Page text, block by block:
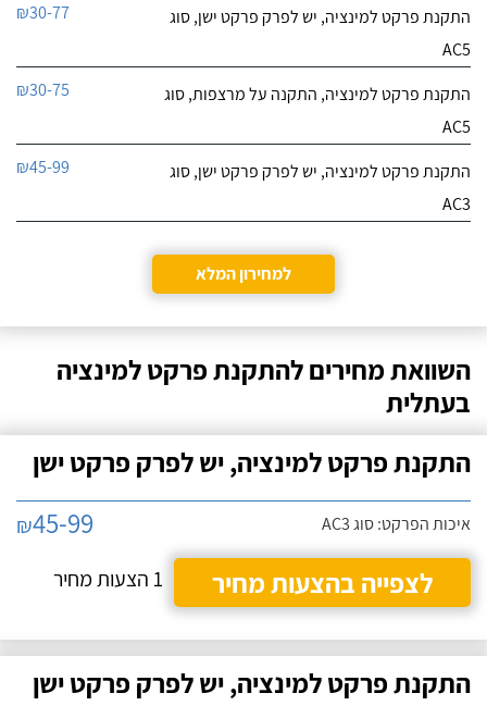
התקנת פרקט למינציה, יש לפרק פרקט ישן, סוג
AC5
₪30-77
התקנת פרקט למינציה, התקנה על מרצפות, סוג
AC5
₪30-75
התקנת פרקט למינציה, יש לפרק פרקט ישן, סוג
AC3
₪45-99
למחירון המלא
השוואת מחירים להתקנת פרקט למינציה
בעתלית
התקנת פרקט למינציה, יש לפרק פרקט ישן
איכות הפרקט: סוג AC3 ₪45-99
לצפייה בהצעות מחיר
1 הצעות מחיר
התקנת פרקט למינציה, יש לפרק פרקט ישן